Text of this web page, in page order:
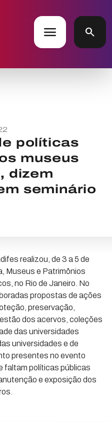
menu search
políticas
museus
dizem
seminário
realizou, de 3 a 5 de
Museus e Patrimônios
no Rio de Janeiro. No
propostas de ações
preservação,
dos acervos, coleções
das universidades
universidades e de
presentes no evento
faltam políticas públicas
e exposição dos